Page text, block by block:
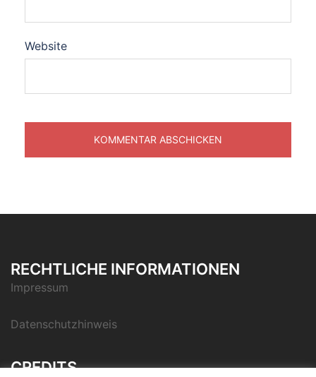
Website
RECHTLICHE INFORMATIONEN
Impressum
Datenschutzhinweis
CREDITS